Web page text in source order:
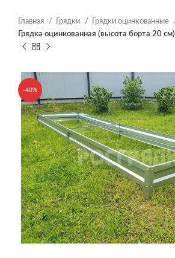
Главная Грядки
Грядки оцинкованные
Грядка оцинкованная (высота борта 20 см)
-40%